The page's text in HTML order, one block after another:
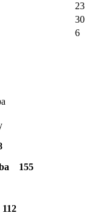
23
30
6
155